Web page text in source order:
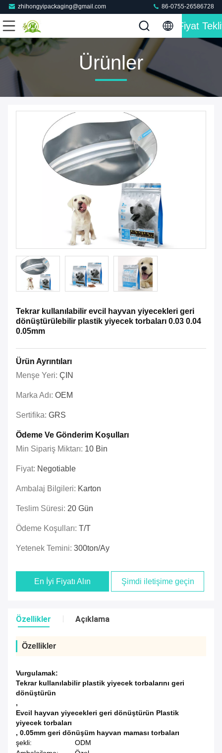
zhihongyipackaging@gmail.com 86-0755-26586728
Fiyat
Ürünler
Tekrar kullanılabilir evcil hayvan yiyecekleri geri
dönüştürülebilir plastik yiyecek torbaları 0.03 0.04
0.05mm
Ürün Ayrıntıları
Menşe Yeri: ÇIN
Marka Adı: OEM
Sertifika: GRS
Ödeme Ve Gönderim Koşulları
Min Sipariş Miktarı: 10 Bin
Fiyat: Negotiable
Ambalaj Bilgileri: Karton
Teslim Süresi: 20 Gün
Ödeme Koşulları: T/T
Yetenek Temini: 300ton/Ay
En İyi Fiyatı Alın Şimdi iletişime geçin
Özellikler Açıklama
Özellikler
Vurgulamak:
Tekrar kullanılabilir plastik yiyecek torbalarını geri
dönüştürün
,
Evcil hayvan yiyecekleri geri dönüştürün Plastik
yiyecek torbaları
, 0.05mm geri dönüşüm hayvan maması torbaları
şekli:
ODM